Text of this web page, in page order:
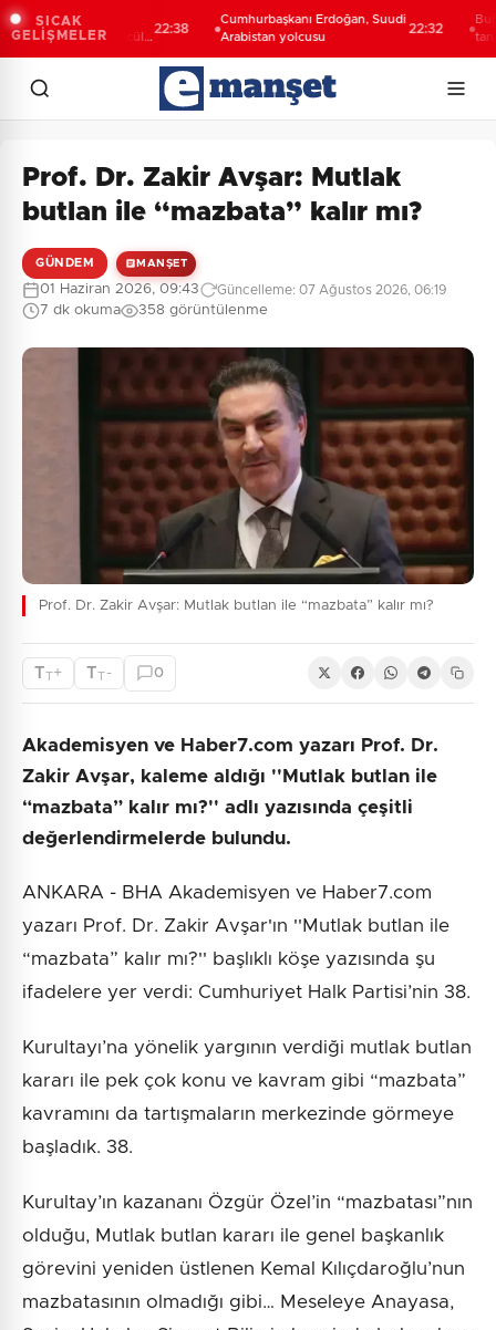
SICAK
GELİŞMELER
Şahin Biba:
bütüncül
Cumhurbaşkanı Erdoğan, Suudi
Arabistan yolcusu
Bursa’da
tanıtıldı...
Prof. Dr. Zakir Avşar: Mutlak
butlan ile “mazbata” kalır mı?
GÜNDEM MANŞET
01 Haziran 2026, 09:43 Güncelleme: 07 Ağustos 2026, 06:19
7 dk okuma 358 görüntülenme
Prof. Dr. Zakir Avşar: Mutlak butlan ile “mazbata” kalır mı?
TT+ TT - 0
Akademisyen ve Haber7.com yazarı Prof. Dr.
Zakir Avşar, kaleme aldığı ''Mutlak butlan ile
“mazbata” kalır mı?'' adlı yazısında çeşitli
değerlendirmelerde bulundu.
ANKARA - BHA Akademisyen ve Haber7.com
yazarı Prof. Dr. Zakir Avşar'ın ''Mutlak butlan ile
“mazbata” kalır mı?'' başlıklı köşe yazısında şu
ifadelere yer verdi: Cumhuriyet Halk Partisi’nin 38.
Kurultayı’na yönelik yargının verdiği mutlak butlan
kararı ile pek çok konu ve kavram gibi “mazbata”
kavramını da tartışmaların merkezinde görmeye
başladık. 38.
Kurultay’ın kazananı Özgür Özel’in “mazbatası”nın
olduğu, Mutlak butlan kararı ile genel başkanlık
görevini yeniden üstlenen Kemal Kılıçdaroğlu’nun
mazbatasının olmadığı gibi… Meseleye Anayasa,